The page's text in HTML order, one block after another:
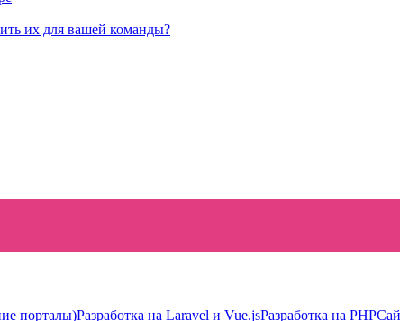
их для вашей команды?
порталы)Разработка на Laravel и Vue.jsРазработка на PHP